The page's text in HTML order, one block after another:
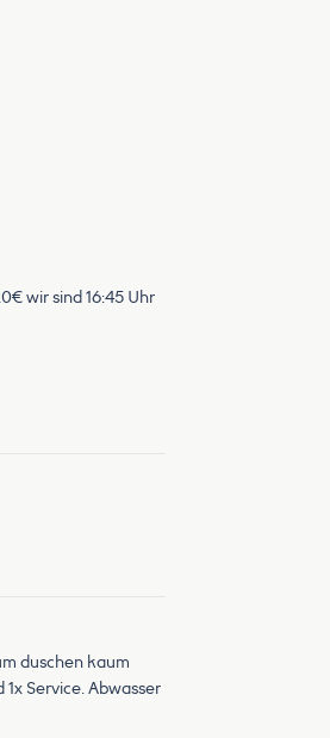
wir sind 16:45 Uhr
duschen kaum
Service. Abwasser